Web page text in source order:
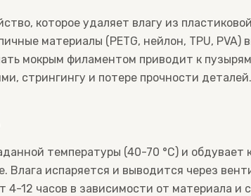
которое удаляет влагу из
материалы (PETG, нейлон, TPU, PVA)
мокрым филаментом приводит к
стрингингу и потере прочности деталей.
температуры (40-70 °C) и обдувает
Влага испаряется и выводится через
4-12 часов в зависимости от материала и